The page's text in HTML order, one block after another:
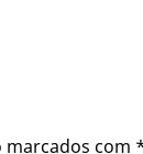
com